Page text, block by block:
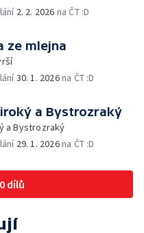
2. 2. 2026 na ČT :D
ze mlejna
30. 1. 2026na ČT :D
a Bystrozraký
a Bystrozraký
29. 1. 2026na ČT :D
dílů